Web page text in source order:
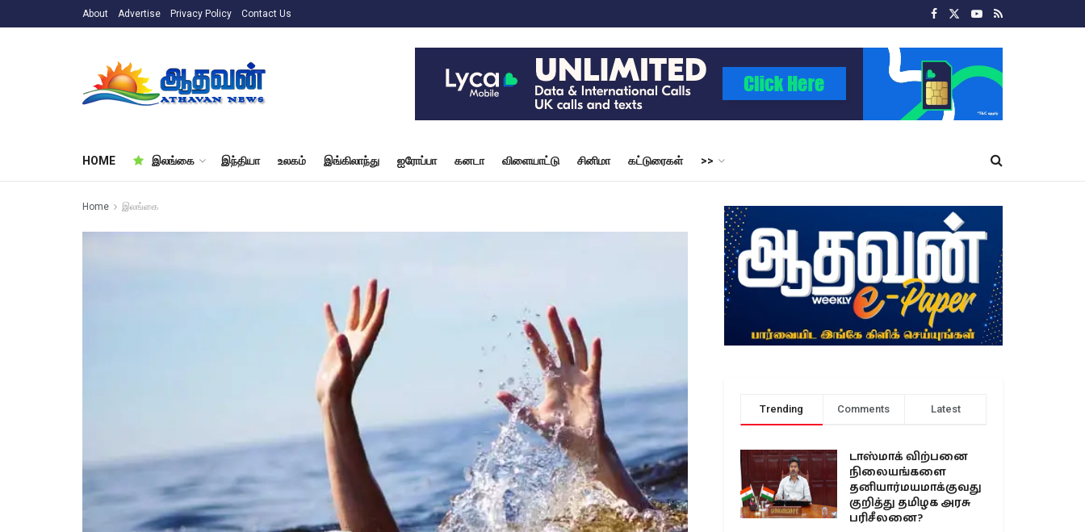
About Advertise Privacy Policy Contact Us
HOME இலங்கை இந்தியா உலகம் இங்கிலாந்து ஐரோப்பா கனடா விளையாட்டு சினிமா கட்டுரைகள் >>
Home இலங்கை
Trending Comments Latest
டாஸ்மாக் விற்பனை
நிலையங்களை
தனியார்மயமாக்குவது
குறித்து தமிழக அரசு
பரிசீலனை?